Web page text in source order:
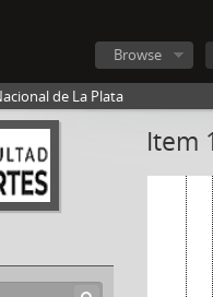
Browse
de La Plata
Item